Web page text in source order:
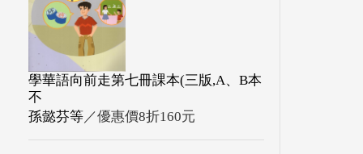
學華語向前走第七冊課本(三版,A、B本
不
孫懿芬等／優惠價8折160元